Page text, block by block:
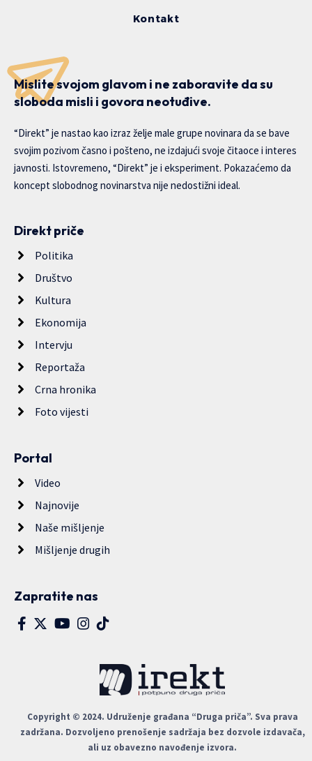
Kontakt
Mislite svojom glavom i ne zaboravite da su
sloboda misli i govora neotuđive.
“Direkt” je nastao kao izraz želje male grupe novinara da se bave
svojim pozivom časno i pošteno, ne izdajući svoje čitaoce i interes
javnosti. Istovremeno, “Direkt” je i eksperiment. Pokazaćemo da
koncept slobodnog novinarstva nije nedostižni ideal.
Direkt priče
Politika
Društvo
Kultura
Ekonomija
Intervju
Reportaža
Crna hronika
Foto vijesti
Portal
Video
Najnovije
Naše mišljenje
Mišljenje drugih
Zapratite nas
Copyright © 2024. Udruženje građana “Druga priča”. Sva prava
zadržana. Dozvoljeno prenošenje sadržaja bez dozvole izdavača,
ali uz obavezno navođenje izvora.